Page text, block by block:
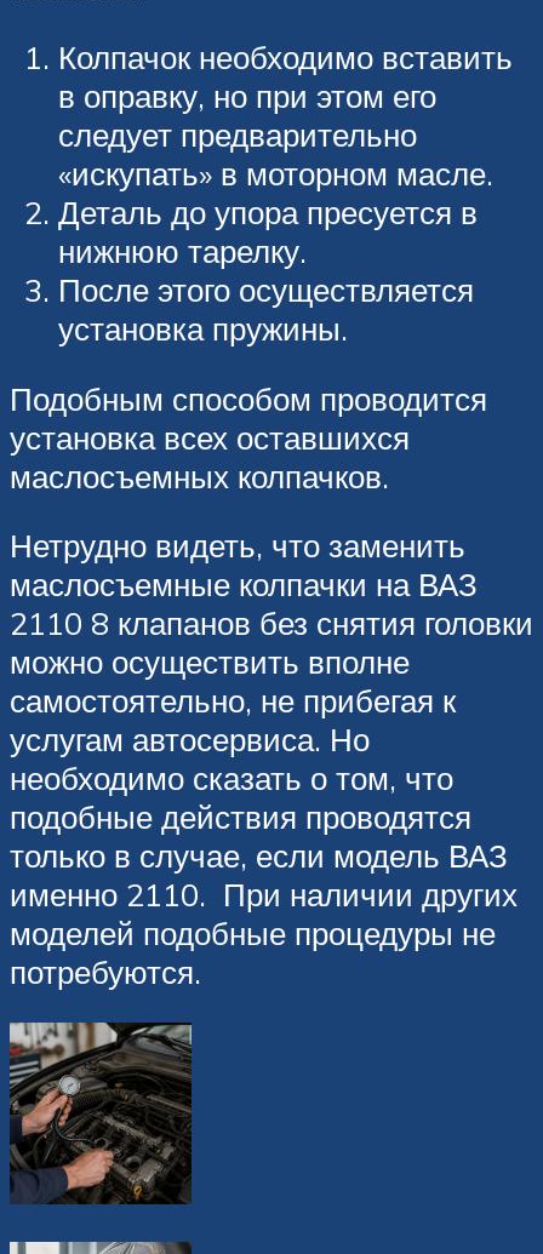
Колпачок необходимо вставить
в оправку, но при этом его
следует предварительно
«искупать» в моторном масле.
Деталь до упора пресуется в
нижнюю тарелку.
После этого осуществляется
установка пружины.
Подобным способом проводится
установка всех оставшихся
маслосъемных колпачков.
Нетрудно видеть, что заменить
маслосъемные колпачки на ВАЗ
2110 8 клапанов без снятия головки
можно осуществить вполне
самостоятельно, не прибегая к
услугам автосервиса. Но
необходимо сказать о том, что
подобные действия проводятся
только в случае, если модель ВАЗ
именно 2110. При наличии других
моделей подобные процедуры не
потребуются.